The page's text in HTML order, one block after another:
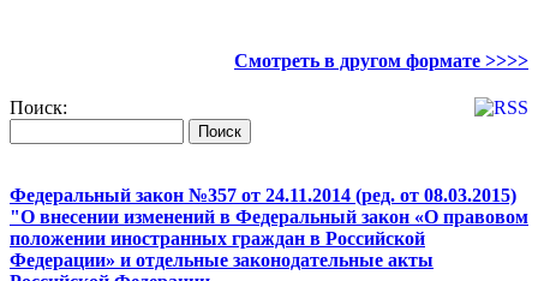
Смотреть в другом формате >>>>
Поиск:
Федеральный закон №357 от 24.11.2014 (ред. от 08.03.2015)
"О внесении изменений в Федеральный закон «О правовом
положении иностранных граждан в Российской
Федерации» и отдельные законодательные акты